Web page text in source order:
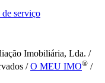
serviço
Imobiliária, Lda. /
/O MEU IMO® /